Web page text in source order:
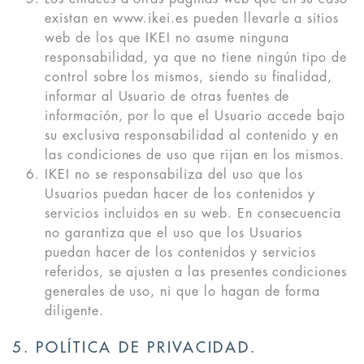
existan en www.ikei.es pueden llevarle a sitios
web de los que IKEI no asume ninguna
responsabilidad, ya que no tiene ningún tipo de
control sobre los mismos, siendo su finalidad,
informar al Usuario de otras fuentes de
información, por lo que el Usuario accede bajo
su exclusiva responsabilidad al contenido y en
las condiciones de uso que rijan en los mismos.
IKEI no se responsabiliza del uso que los
Usuarios puedan hacer de los contenidos y
servicios incluidos en su web. En consecuencia
no garantiza que el uso que los Usuarios
puedan hacer de los contenidos y servicios
referidos, se ajusten a las presentes condiciones
generales de uso, ni que lo hagan de forma
diligente.
5. POLÍTICA DE PRIVACIDAD.